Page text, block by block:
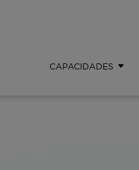
CAPACIDADES